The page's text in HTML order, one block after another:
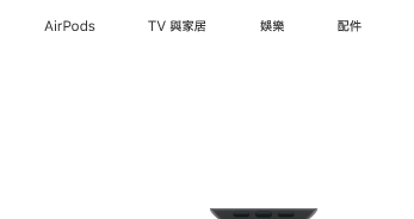
AirPods TV 與家居 娛樂 配件